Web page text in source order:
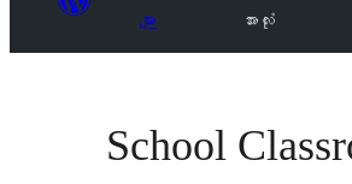
များ
အားလုံး
School